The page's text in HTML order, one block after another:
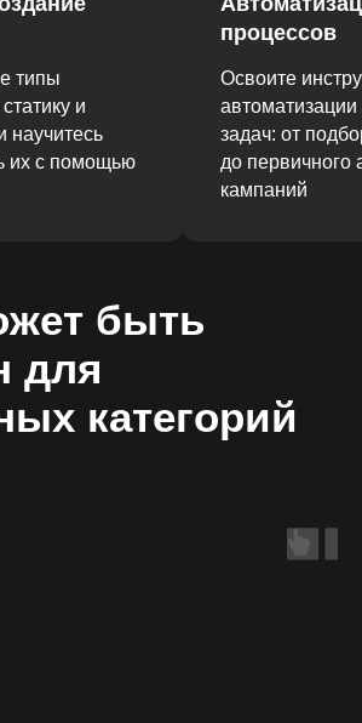
типы
и
научитесь
их с помощью
процессов
Освоите
задач: от
до первичного
кампаний
быть
для
категорий